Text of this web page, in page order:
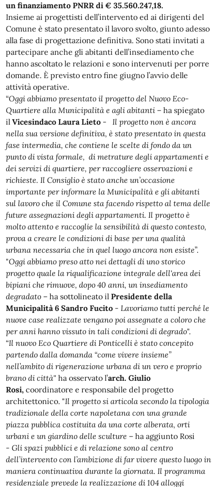
un finanziamento PNRR di € 35.560.247,18.
Insieme ai progettisti dell’intervento ed ai dirigenti del
Comune è stato presentato il lavoro svolto, giunto adesso
alla fase di progettazione definitiva. Sono stati invitati a
partecipare anche gli abitanti dell’insediamento che
hanno ascoltato le relazioni e sono intervenuti per porre
domande. È previsto entro fine giugno l’avvio delle
attività operative.
“Oggi abbiamo presentato il progetto del Nuovo Eco-
Quartiere alla Municipalità e agli abitanti – ha spiegato
il Vicesindaco Laura Lieto - Il progetto non è ancora
nella sua versione definitiva, è stato presentato in questa
fase intermedia, che contiene le scelte di fondo da un
punto di vista formale, di metrature degli appartamenti e
dei servizi di quartiere, per raccogliere osservazioni e
richieste. Il Consiglio è stato anche un’occasione
importante per informare la Municipalità e gli abitanti
sul lavoro che il Comune sta facendo rispetto al tema delle
future assegnazioni degli appartamenti. Il progetto è
molto attento e raccoglie la sensibilità di questo contesto,
prova a creare le condizioni di base per una qualità
urbana necessaria che in quel luogo ancora non esiste”.
"Oggi abbiamo preso atto nei dettagli di uno storico
progetto quale la riqualificazione integrale dell'area dei
bipiani che rimuove, dopo 40 anni, un insediamento
degradato – ha sottolineato il Presidente della
Municipalità 6 Sandro Fucito - Lavoriamo tutti perché le
nuove case realizzate vengano poi assegnate a coloro che
per anni hanno vissuto in tali condizioni di degrado".
“Il nuovo Eco Quartiere di Ponticelli è stato concepito
partendo dalla domanda “come vivere insieme”
nell’ambito di rigenerazione urbana di un vero e proprio
brano di città" ha osservato l’arch. Giulio
Rosi, coordinatore e responsabile del progetto
architettonico. "Il progetto si articola secondo la tipologia
tradizionale della corte napoletana con una grande
piazza pubblica costituita da una corte alberata, orti
urbani e un giardino delle sculture – ha aggiunto Rosi
- Gli spazi pubblici e di relazione sono al centro
dell’intervento con l’ambizione di far vivere questo luogo in
maniera continuativa durante la giornata. Il programma
residenziale prevede la realizzazione di 104 alloggi